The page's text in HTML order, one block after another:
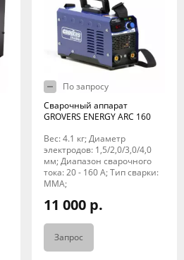
По запросу
Сварочный аппарат
GROVERS ENERGY ARC 160
Вес: 4.1 кг; Диаметр
электродов: 1,5/2,0/3,0/4,0
мм; Диапазон сварочного
тока: 20 - 160 А; Тип сварки:
MMA;
11 000 р.
Запрос